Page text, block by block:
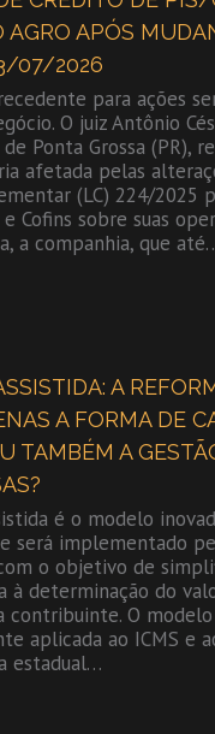
AGRO APÓS
07/2026
para ações
O juiz Antônio
Ponta Grossa (PR),
afetada pelas
(LC) 224/2025
Cofins sobre suas
a companhia, que
A
A FORMA DE
TAMBÉM A
é o modelo
será implementado
o objetivo de
à determinação do
contribuinte. O
aplicada ao ICMS e
estadual…